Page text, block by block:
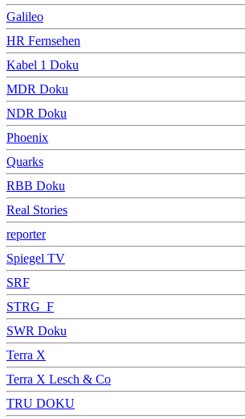
Galileo
HR Fernsehen
Kabel 1 Doku
MDR Doku
NDR Doku
Phoenix
Quarks
RBB Doku
Real Stories
reporter
Spiegel TV
SRF
STRG_F
SWR Doku
Terra X
Terra X Lesch & Co
TRU DOKU